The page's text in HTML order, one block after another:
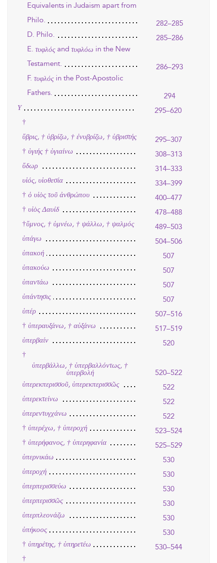
Equivalents in Judaism apart from
Philo.
282–285
D. Philo.
285–286
E. τυφλός and τυφλόω in the New
Testament.
286–293
F. τυφλός in the Post-Apostolic
Fathers.
294
Υ
295–620
†
ὕβρις, † ὑβρίζω, † ἐνυβρίζω, † ὑβριστής
295–307
† ὑγιής † ὑγιαίνω
308–313
ὕδωρ
314–333
υἱός, υἱοθεσία
334–399
† ὁ υἱὸς τοῦ ἀνθρώπου
400–477
† υἱὸς Δαυίδ
478–488
†ὕμνος, † ὑμνέω, † ψάλλω, † ψαλμός
489–503
ὑπάγω
504–506
ὑπακοή
507
ὑπακούω
507
ὑπαντάω
507
ὑπάντησις
507
ὑπέρ
507–516
† ὑπεραυξάνω, † αὐξάνω
517–519
ὑπερβαίν
520
†
ὑπερβάλλω, † ὑπερβαλλόντως, †
ὑπερβολή
520–522
ὑπερεκπερισσοῦ, ὑπερεκπερισσῶς
522
ὑπερεκτείνω
522
ὑπερεντυγχάνω
522
† ὑπερέχω, † ὑπεροχή
523–524
† ὑπερήφανος, † ὑπερηφανία
525–529
ὑπερνικάω
530
ὑπεροχή
530
ὑπερπερισσεύω
530
ὑπερπερισσῶς
530
ὑπερπλεονάζω
530
ὑπήκοος
530
† ὑπηρέτης, † ὑπηρετέω
530–544
†